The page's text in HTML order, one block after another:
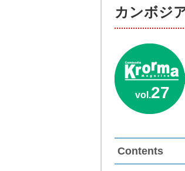
カンボジ
vol.27
Contents